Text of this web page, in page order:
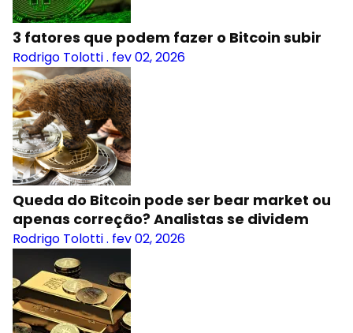
3 fatores que podem fazer o Bitcoin subir
Rodrigo Tolotti. fev 02, 2026
Queda do Bitcoin pode ser bear market ou
apenas correção? Analistas se dividem
Rodrigo Tolotti. fev 02, 2026